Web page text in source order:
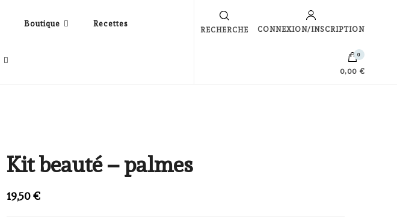
Boutique Recettes
RECHERCHE CONNEXION/INSCRIPTION
0
0,00 €
Kit beauté – palmes
19,50€